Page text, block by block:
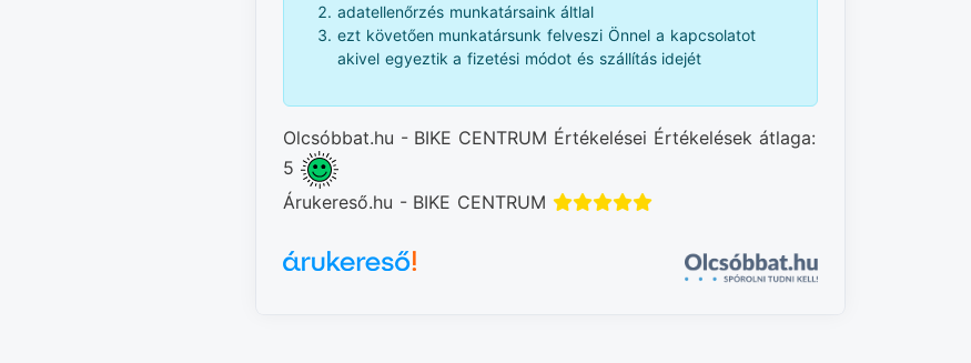
adatellenőrzés munkatársaink áltlal
ezt követően munkatársunk felveszi Önnel a kapcsolatot
akivel egyeztik a fizetési módot és szállítás idejét
Olcsóbbat.hu - BIKE CENTRUM Értékelései Értékelések átlaga:
5
Árukereső.hu - BIKE CENTRUM